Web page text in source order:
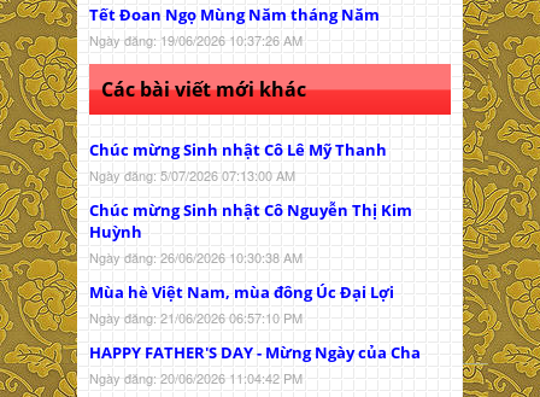
Tết Đoan Ngọ Mùng Năm tháng Năm
Ngày đăng: 19/06/2026 10:37:26 AM
Các bài viết mới khác
Chúc mừng Sinh nhật Cô Lê Mỹ Thanh
Ngày đăng: 5/07/2026 07:13:00 AM
Chúc mừng Sinh nhật Cô Nguyễn Thị Kim
Huỳnh
Ngày đăng: 26/06/2026 10:30:38 AM
Mùa hè Việt Nam, mùa đông Úc Đại Lợi
Ngày đăng: 21/06/2026 06:57:10 PM
HAPPY FATHER'S DAY - Mừng Ngày của Cha
Ngày đăng: 20/06/2026 11:04:42 PM